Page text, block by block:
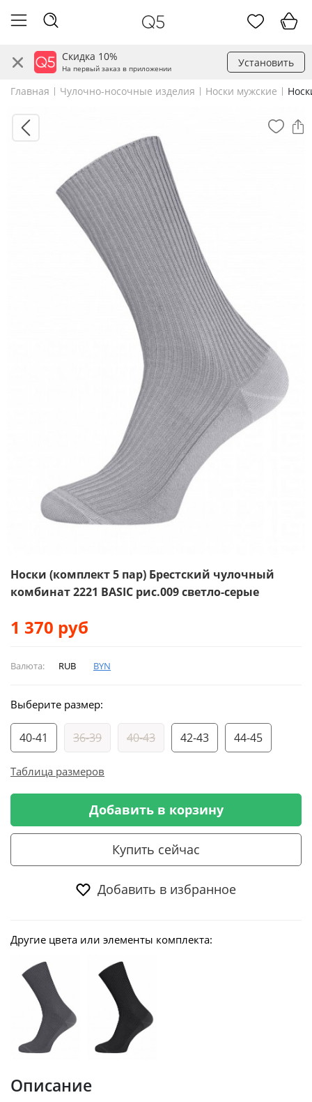
Скидка 10%
На первый заказ в приложении Установить
Главная Чулочно-носочные изделия Носки мужские
Носки (комплект 5 пар) Брестский чулочный
комбинат 2221 BASIC рис.009 светло-серые
1 370 руб
Валюта: RUB BYN
Выберите размер:
40-41 36-39 40-43 42-43 44-45
Таблица размеров
Добавить в корзину
Купить сейчас
Добавить в избранное
Другие цвета или элементы комплекта:
Описание